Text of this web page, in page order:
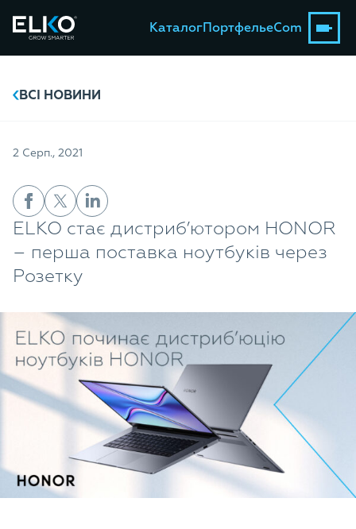
КаталогПортфельeCom
ВСІ НОВИНИ
2 Серп., 2021
ELKO стає дистриб’ютором HONOR
– перша поставка ноутбуків через
Розетку